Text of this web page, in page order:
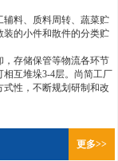
料、质料周转、蔬菜贮
的小件和散件的分类贮
存储保管等物流各环节
互堆垛3-4层。尚简工厂
性，不断规划研制和改
更多>>